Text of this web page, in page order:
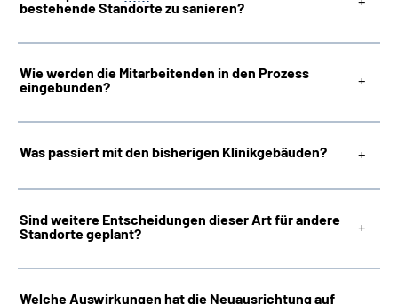
bestehende Standorte zu sanieren?
Wie werden die Mitarbeitenden in den Prozess
eingebunden?
Was passiert mit den bisherigen Klinikgebäuden?
Sind weitere Entscheidungen dieser Art für andere
Standorte geplant?
Welche Auswirkungen hat die Neuausrichtung auf